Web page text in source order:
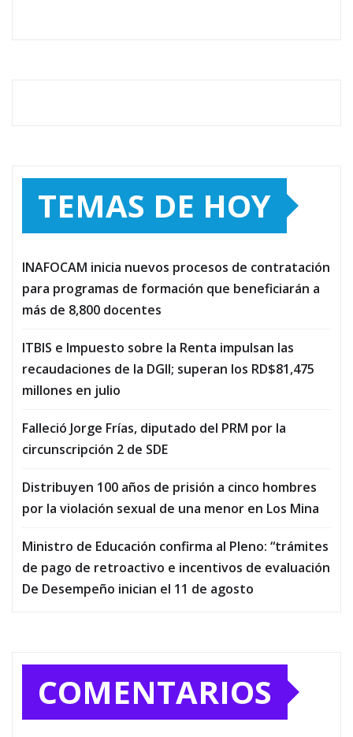
TEMAS DE HOY
INAFOCAM inicia nuevos procesos de contratación
para programas de formación que beneficiarán a
más de 8,800 docentes
ITBIS e Impuesto sobre la Renta impulsan las
recaudaciones de la DGII; superan los RD$81,475
millones en julio
Falleció Jorge Frías, diputado del PRM por la
circunscripción 2 de SDE
Distribuyen 100 años de prisión a cinco hombres
por la violación sexual de una menor en Los Mina
Ministro de Educación confirma al Pleno: “trámites
de pago de retroactivo e incentivos de evaluación
De Desempeño inician el 11 de agosto
COMENTARIOS